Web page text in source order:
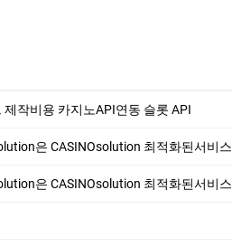
작비용 카지노API연동 슬롯 API
은 CASINOsolution 최적화된서비스
은 CASINOsolution 최적화된서비스